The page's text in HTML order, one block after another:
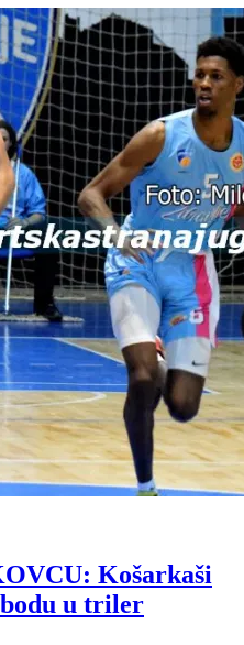
Košarkaši
u triler